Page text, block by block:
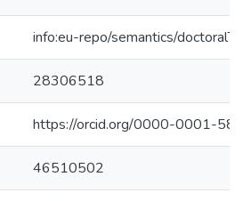
info:eu-repo/semantics/
28306518
https://orcid.org/0000-0001-
46510502